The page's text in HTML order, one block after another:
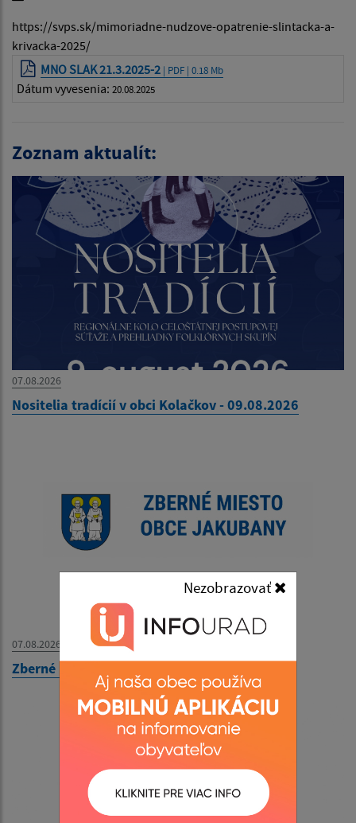
Nezobrazovať
https://svps.sk/mimoriadne-nudzove-opatrenie-slintacka-a-
krivacka-2025/
MNO SLAK 21.3.2025-2 | PDF | 0.18 Mb
Dátum vyvesenia: 20.08.2025
Zoznam aktualít:
07.08.2026
Nositelia tradícií v obci Kolačkov - 09.08.2026
07.08.2026
Zberné miesto - OZNAM